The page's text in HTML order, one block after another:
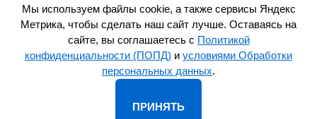
Пользовательское соглашение
Политика конфиденциальности (ПОПД)
Согласие на обработку персональных данных
Адрес: 456219, Златоуст, просп. имени Ю.А. Гагарина, 1-я линия, д.
Мы используем файлы cookie, а также сервисы Яндекс
Метрика, чтобы сделать наш сайт лучше. Оставаясь на
сайте, вы соглашаетесь с Политикой
конфиденциальности (ПОПД) и условиями Обработки
персональных данных.
ПРИНЯТЬ